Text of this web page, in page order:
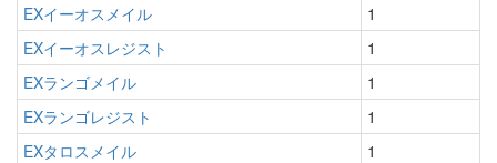
EXイーオスメイル
1
EXイーオスレジスト
1
EXランゴメイル
1
EXランゴレジスト
1
EXタロスメイル
1